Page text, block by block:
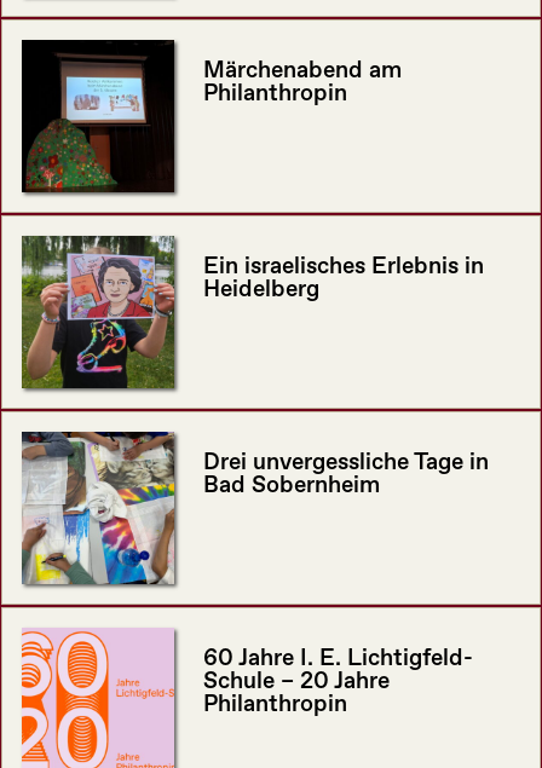
Märchenabend am
Philanthropin
Ein israelisches Erlebnis in
Heidelberg
Drei unvergessliche Tage in
Bad Sobernheim
60 Jahre I. E. Lichtigfeld-
Schule – 20 Jahre
Philanthropin